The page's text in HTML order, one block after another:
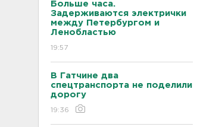
Больше часа.
Задерживаются электрички
между Петербургом и
Ленобластью
19:57
В Гатчине два
спецтранспорта не поделили
дорогу
19:36